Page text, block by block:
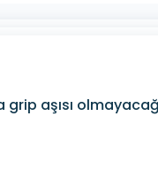
aşısı